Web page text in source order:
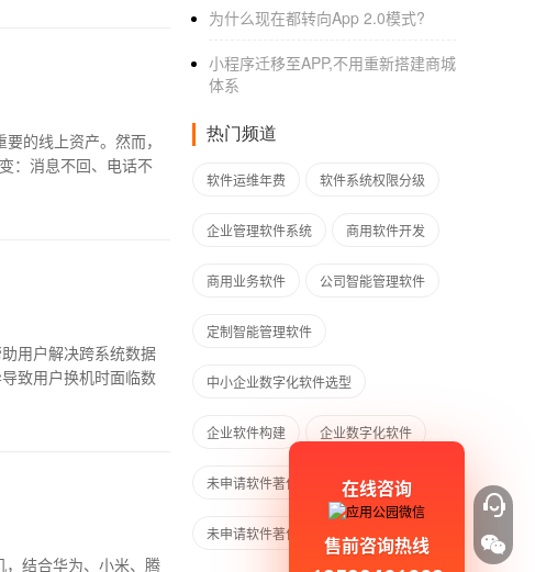
的线上资产。然而，
：消息不回、电话不
用户解决跨系统数据
致用户换机时面临数
结合华为、小米、腾
为什么现在都转向App 2.0模式?
小程序迁移至APP,不用重新搭建商城
体系
热门频道
软件运维年费 软件系统权限分级
企业管理软件系统 商用软件开发
商用业务软件 公司智能管理软件
定制智能管理软件
中小企业数字化软件选型
企业软件构建 企业数字化软件
未申请软件著作权的APP上架应用商店
未申请软件著作权的APP
在线咨询
售前咨询热线